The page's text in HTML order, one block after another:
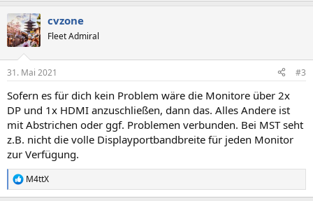
cvzone
Fleet Admiral
31. Mai 2021 #3
Sofern es für dich kein Problem wäre die Monitore über 2x
DP und 1x HDMI anzuschließen, dann das. Alles Andere ist
mit Abstrichen oder ggf. Problemen verbunden. Bei MST seht
z.B. nicht die volle Displayportbandbreite für jeden Monitor
zur Verfügung.
R
e
M4ttX